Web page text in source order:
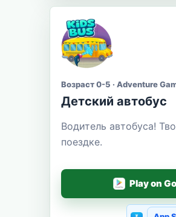
Возраст 0-5 · Adventure
Детский автобус
Водитель автобуса!
поездке.
Play on